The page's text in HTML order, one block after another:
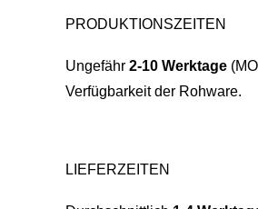
PRODUKTIONSZEITEN
Ungefähr 2-10 Werktage
Verfügbarkeit der Rohware.
LIEFERZEITEN